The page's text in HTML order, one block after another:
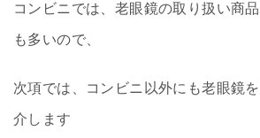
コンビニでは、老眼鏡の取り扱い商
も多いので、
次項では、コンビニ以外にも老眼鏡
介します